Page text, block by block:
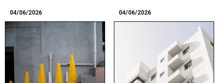
04/06/2026
04/06/2026